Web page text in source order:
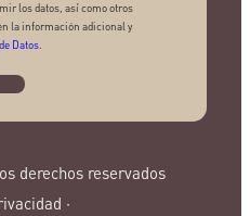
los datos, así como otros
la información adicional y
Datos.
derechos reservados
·